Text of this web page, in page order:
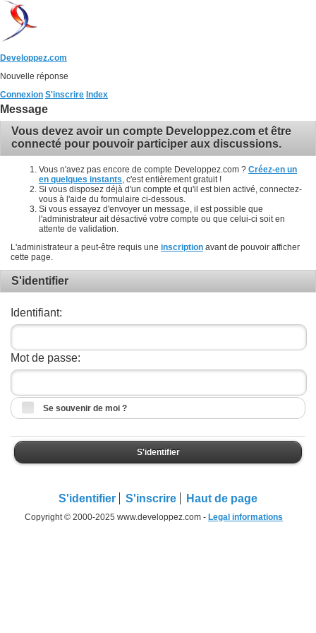
Developpez.com
Nouvelle réponse
Connexion S'inscrire Index
Message
Vous devez avoir un compte Developpez.com et être
connecté pour pouvoir participer aux discussions.
Vous n'avez pas encore de compte Developpez.com ? Créez-en un
en quelques instants , c'est entièrement gratuit !
Si vous disposez déjà d'un compte et qu'il est bien activé, connectez-
vous à l'aide du formulaire ci-dessous.
Si vous essayez d'envoyer un message, il est possible que
l'administrateur ait désactivé votre compte ou que celui-ci soit en
attente de validation.
L'administrateur a peut-être requis une inscription avant de pouvoir afficher
cette page.
S'identifier
Identifiant:
Mot de passe:
Se souvenir de moi ?
S'identifier
S'identifier S'inscrire Haut de page
Copyright © 2000-2025 www.developpez.com - Legal informations